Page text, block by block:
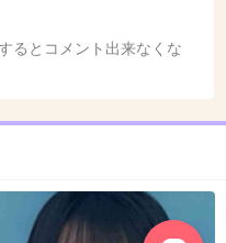
るとコメント出来なくな